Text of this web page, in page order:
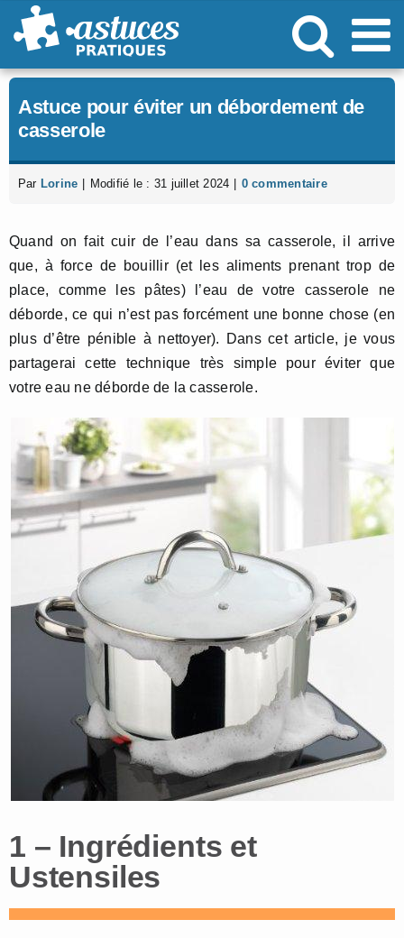
Passer
au
Astuce pour éviter un débordement de
casserole
Par Lorine Modifié le : 31 juillet 2024 0 commentaire
Quand on fait cuir de l’eau dans sa casserole, il arrive
que, à force de bouillir (et les aliments prenant trop de
place, comme les pâtes) l’eau de votre casserole ne
déborde, ce qui n’est pas forcément une bonne chose (en
plus d’être pénible à nettoyer). Dans cet article, je vous
partagerai cette technique très simple pour éviter que
votre eau ne déborde de la casserole.
1 – Ingrédients et
Ustensiles